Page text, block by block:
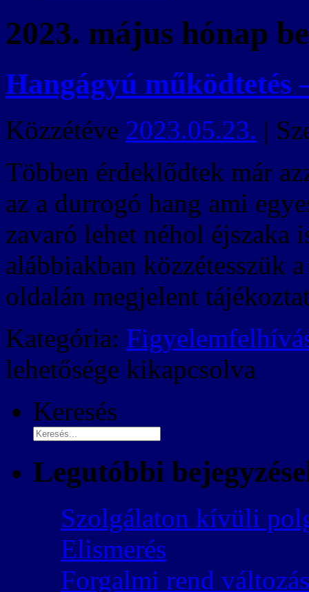
2023. május hónap
Hangágyú működtetés
Közzétéve 2023.05.23. |
Többen érdeklődtek már
az a durrogó hang ami
zavaró lehet néhol éjszaka
alábbiakban közzétesszük
oldalán megjelent
Kategória:
lehetősége kikapcsolva
Keresés
Legutóbbi
Szolgálaton kívüli
Elismerés
Forgalmi rend